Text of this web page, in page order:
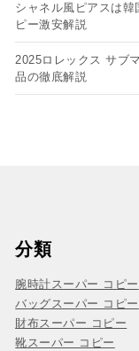
シャネル風ピアスは
ピー​激安解説
2025ロレックス サブ
品の徹底解説
分類
腕時計スーパー コピー
バッグスーパー コピー
財布スーパー コピー
靴スーパー コピー